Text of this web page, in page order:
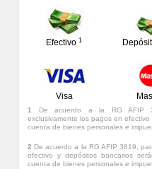
Efectivo1
Visa
1
De acuerdo a la RG AFIP
exclusivamente los pagos en
cuenta de bienes personales e
2 De acuerdo a la RG AFIP 3819,
efectivo y depósitos bancarios
cuenta de bienes personales e